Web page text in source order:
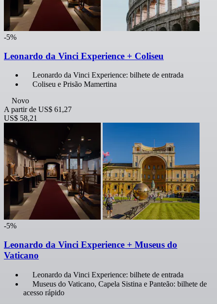
-5%
Leonardo da Vinci Experience + Coliseu
Leonardo da Vinci Experience: bilhete de entrada
Coliseu e Prisão Mamertina
Novo
A partir de US$ 61,27
US$ 58,21
-5%
Leonardo da Vinci Experience + Museus do
Vaticano
Leonardo da Vinci Experience: bilhete de entrada
Museus do Vaticano, Capela Sistina e Panteão: bilhete de
acesso rápido